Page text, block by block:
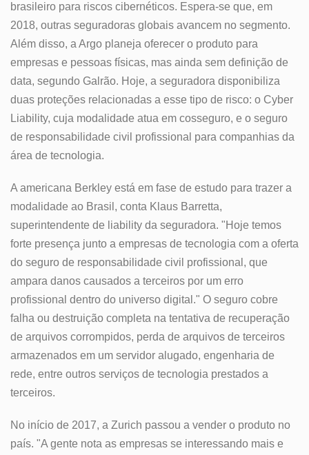
brasileiro para riscos cibernéticos. Espera-se que, em
2018, outras seguradoras globais avancem no segmento.
Além disso, a Argo planeja oferecer o produto para
empresas e pessoas físicas, mas ainda sem definição de
data, segundo Galrão. Hoje, a seguradora disponibiliza
duas proteções relacionadas a esse tipo de risco: o Cyber
Liability, cuja modalidade atua em cosseguro, e o seguro
de responsabilidade civil profissional para companhias da
área de tecnologia.
A americana Berkley está em fase de estudo para trazer a
modalidade ao Brasil, conta Klaus Barretta,
superintendente de liability da seguradora. "Hoje temos
forte presença junto a empresas de tecnologia com a oferta
do seguro de responsabilidade civil profissional, que
ampara danos causados a terceiros por um erro
profissional dentro do universo digital." O seguro cobre
falha ou destruição completa na tentativa de recuperação
de arquivos corrompidos, perda de arquivos de terceiros
armazenados em um servidor alugado, engenharia de
rede, entre outros serviços de tecnologia prestados a
terceiros.
No início de 2017, a Zurich passou a vender o produto no
país. "A gente nota as empresas se interessando mais e